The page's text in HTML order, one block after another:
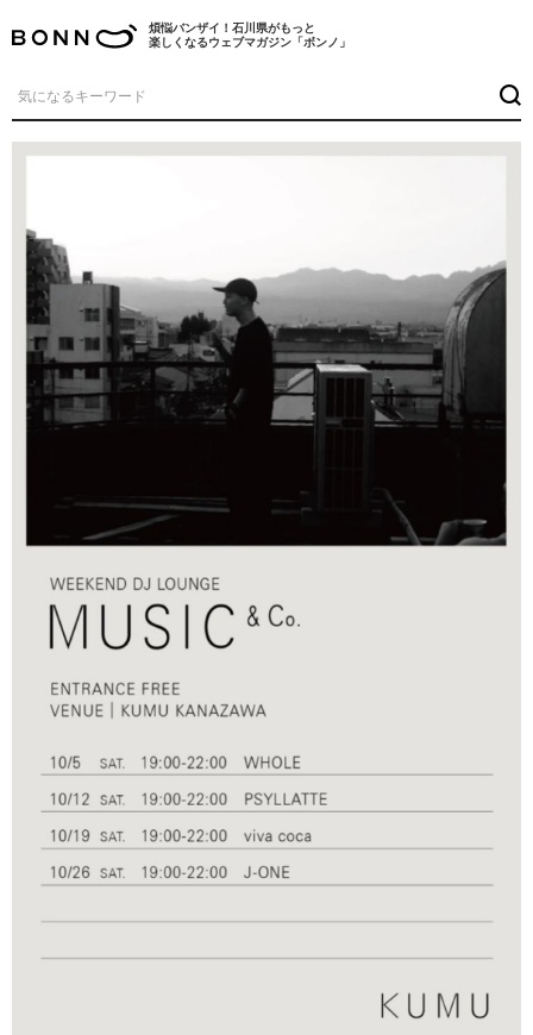
煩悩バンザイ！石川県がもっと
楽しくなるウェブマガジン「ボンノ」